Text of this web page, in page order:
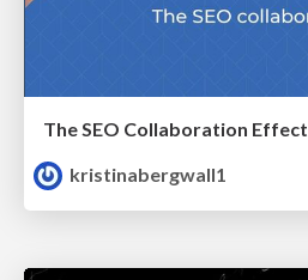
The SEO Collaboration Effect
kristinabergwall1